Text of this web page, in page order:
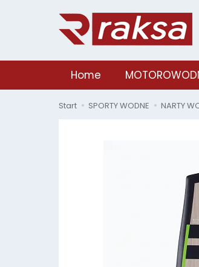
Home
Start SPORTY WODNE NARTY